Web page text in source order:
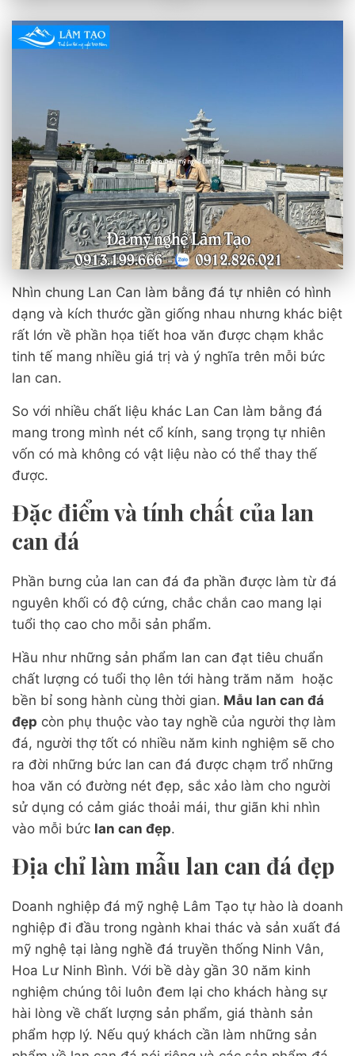
Nhìn chung Lan Can làm bằng đá tự nhiên có hình
dạng và kích thước gần giống nhau nhưng khác biệt
rất lớn về phần họa tiết hoa văn được chạm khắc
tinh tế mang nhiều giá trị và ý nghĩa trên mỗi bức
lan can.
So với nhiều chất liệu khác Lan Can làm bằng đá
mang trong mình nét cổ kính, sang trọng tự nhiên
vốn có mà không có vật liệu nào có thể thay thế
được.
Đặc điểm và tính chất của lan
can đá
Phần bưng của lan can đá đa phần được làm từ đá
nguyên khối có độ cứng, chắc chắn cao mang lại
tuổi thọ cao cho mỗi sản phẩm.
Hầu như những sản phẩm lan can đạt tiêu chuẩn
chất lượng có tuổi thọ lên tới hàng trăm năm hoặc
bền bỉ song hành cùng thời gian. Mẫu lan can đá
đẹp còn phụ thuộc vào tay nghề của người thợ làm
đá, người thợ tốt có nhiều năm kinh nghiệm sẽ cho
ra đời những bức lan can đá được chạm trổ những
hoa văn có đường nét đẹp, sắc xảo làm cho người
sử dụng có cảm giác thoải mái, thư giãn khi nhìn
vào mỗi bức lan can đẹp.
Địa chỉ làm mẫu lan can đá đẹp
Doanh nghiệp đá mỹ nghệ Lâm Tạo tự hào là doanh
nghiệp đi đầu trong ngành khai thác và sản xuất đá
mỹ nghệ tại làng nghề đá truyền thống Ninh Vân,
Hoa Lư Ninh Bình. Với bề dày gần 30 năm kinh
nghiệm chúng tôi luôn đem lại cho khách hàng sự
hài lòng về chất lượng sản phẩm, giá thành sản
phẩm hợp lý. Nếu quý khách cần làm những sản